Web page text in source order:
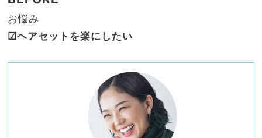
お悩み
☑︎ヘアセットを楽にしたい